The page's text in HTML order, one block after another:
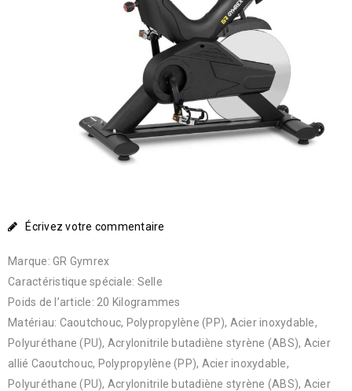
Écrivez votre commentaire
Marque: GR Gymrex
Caractéristique spéciale: Selle
Poids de l’article: 20 Kilogrammes
Matériau: Caoutchouc, Polypropylène (PP), Acier inoxydable,
Polyuréthane (PU), Acrylonitrile butadiène styrène (ABS), Acier
allié Caoutchouc, Polypropylène (PP), Acier inoxydable,
Polyuréthane (PU), Acrylonitrile butadiène styrène (ABS), Acier